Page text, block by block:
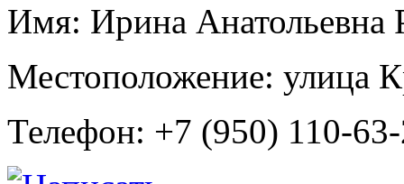
Имя: Ирина Анатольевна
Местоположение: улица
Телефон: +7 (950) 110-